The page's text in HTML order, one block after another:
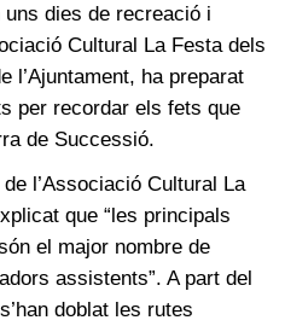
dies de recreació i
Cultural La Festa dels
l’Ajuntament, ha preparat
per recordar els fets que
de Successió.
l’Associació Cultural La
que “les principals
el major nombre de
assistents”. A part del
doblat les rutes